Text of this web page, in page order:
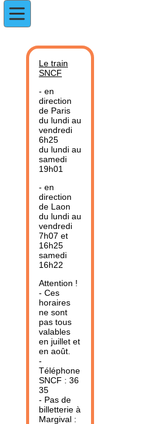
Le train
SNCF
- en
direction
de Paris
du lundi au
vendredi
6h25
du lundi au
samedi
19h01
- en
direction
de Laon
du lundi au
vendredi
7h07 et
16h25
samedi
16h22
Attention !
- Ces
horaires
ne sont
pas tous
valables
en juillet et
en août.
-
Téléphone
SNCF : 36
35
- Pas de
billetterie à
Margival :